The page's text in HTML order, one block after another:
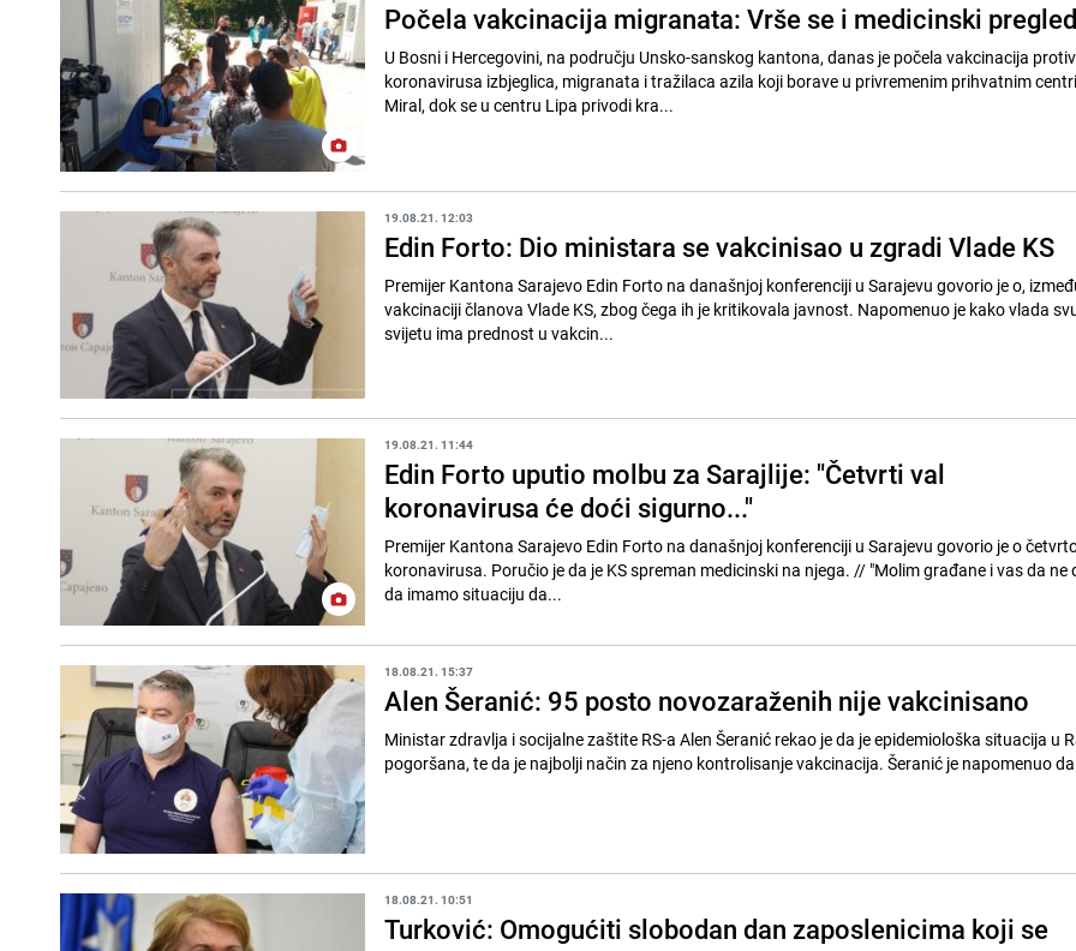
Počela vakcinacija migranata: Vrše se i medicinski
U Bosni i Hercegovini, na području Unsko-sanskog kantona, danas je počela vakcinacija protiv
koronavirusa izbjeglica, migranata i tražilaca azila koji borave u privremenim prihvatnim
Miral, dok se u centru Lipa privodi kra...
19.08.21. 12:03
Edin Forto: Dio ministara se vakcinisao u zgradi Vlade KS
Premijer Kantona Sarajevo Edin Forto na današnjoj konferenciji u Sarajevu govorio je o,
vakcinaciji članova Vlade KS, zbog čega ih je kritikovala javnost. Napomenuo je kako vlada
svijetu ima prednost u vakcin...
19.08.21. 11:44
Edin Forto uputio molbu za Sarajlije: "Četvrti val
koronavirusa će doći sigurno..."
Premijer Kantona Sarajevo Edin Forto na današnjoj konferenciji u Sarajevu govorio je o
koronavirusa. Poručio je da je KS spreman medicinski na njega. // "Molim građane i vas da ne dozvolimo
da imamo situaciju da...
18.08.21. 15:37
Alen Šeranić: 95 posto novozaraženih nije vakcinisano
Ministar zdravlja i socijalne zaštite RS-a Alen Šeranić rekao je da je epidemiološka situacija u
pogoršana, te da je najbolji način za njeno kontrolisanje vakcinacija. Šeranić je napomenuo
18.08.21. 10:51
Turković: Omogućiti slobodan dan zaposlenicima koji se